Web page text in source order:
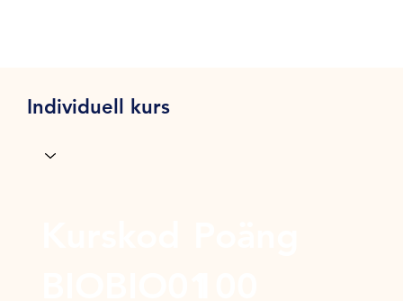
Individuell kurs